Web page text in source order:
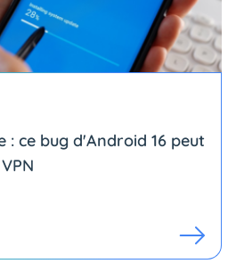
: ce bug d'Android 16 peut